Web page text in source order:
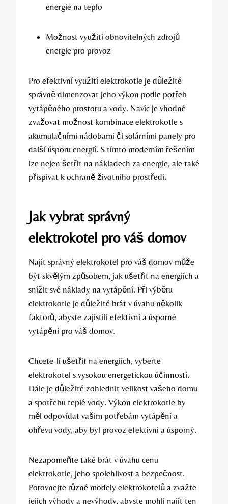
energie na teplo
Možnost využití obnovitelných zdrojů
energie pro provoz
Pro efektivní využití elektrokotle je důležité
správně dimenzovat jeho výkon podle potřeb
vytápěného prostoru a vody. Navíc je vhodné
zvažovat možnost kombinace elektrokotle s
akumulačními nádobami či solárními panely pro
další úsporu energií. S tímto moderním řešením
lze nejen šetřit na nákladech za energie, ale také
přispívat k ochraně životního prostředí.
Jak vybrat správný
elektrokotel pro váš domov
Najít správný elektrokotel pro váš domov může
být skvělým způsobem, jak ušetřit na energiích a
snížit své náklady na vytápění. Při výběru
elektrokotle je důležité brát v úvahu několik
faktorů, abyste zajistili efektivní a úsporné
vytápění pro váš domov.
Chcete-li ušetřit na energiích, vyberte
elektrokotel s vysokou energetickou účinností.
Dále je důležité zohlednit velikost vašeho domu
a spotřebu teplé vody. Výkon elektrokotle by
měl odpovídat vašim potřebám vytápění a
ohřevu vody, aby byl provoz efektivní a úsporný.
Nezapomeňte také brát v úvahu cenu
elektrokotle, jeho spolehlivost a bezpečnost.
Porovnejte různé modely elektrokotelů a zvažte
jejich výhody a nevýhody, abyste mohli najít ten